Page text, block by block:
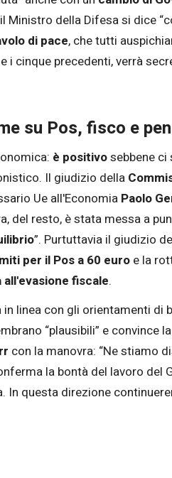
Ministro della Difesa si dice
di pace, che tutti
i cinque precedenti, verrà
su Pos, fisco e
è positivosebbene
Il giudizio della
Ue all'Economia Paolo
del resto, è stata messa a
”. Purtuttavia il giudizio
per il Pos a 60 euro e la
fiscale.
linea con gli orientamenti
“plausibili” e convince
con la manovra: “Ne stiamo
la bontà del lavoro del
In questa direzione